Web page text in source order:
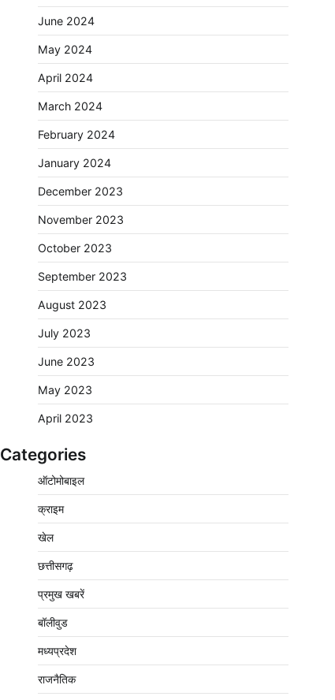
June 2024
May 2024
April 2024
March 2024
February 2024
January 2024
December 2023
November 2023
October 2023
September 2023
August 2023
July 2023
June 2023
May 2023
April 2023
Categories
ऑटोमोबाइल
क्राइम
खेल
छत्तीसगढ़
प्रमुख खबरें
बॉलीवुड
मध्यप्रदेश
राजनैतिक
उठे सवाल
Pavan Jat August 5, 2026 0
नपा सहकारी समिति में 25 लाख से अधिक का गेहूं
लौटाया